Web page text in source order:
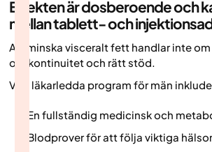
Effekten är dosberoende och
mellan tablett- och
Att minska visceralt fett handlar inte
om kontinuitet och rätt stöd.
Vårt läkarledda program för män
En fullständig medicinsk och
Blodprover för att följa viktiga